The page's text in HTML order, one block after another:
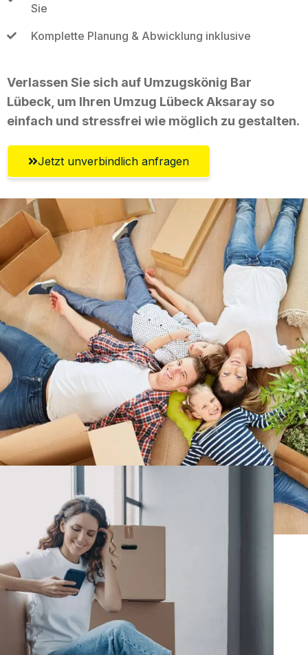
Sie
Komplette Planung & Abwicklung inklusive
Verlassen Sie sich auf Umzugskönig Bar
Lübeck, um Ihren Umzug Lübeck Aksaray so
einfach und stressfrei wie möglich zu gestalten.
Jetzt unverbindlich anfragen